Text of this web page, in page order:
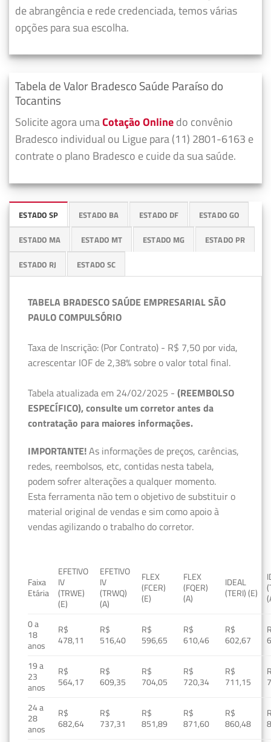
de abrangência e rede credenciada, temos várias
opções para sua escolha.
Tabela de Valor Bradesco Saúde Paraíso do
Tocantins
Solicite agora umaCotação Onlinedo convênio
Bradesco individual ou Ligue para (11) 2801-6163 e
contrate o plano Bradesco e cuide da sua saúde.
ESTADO SP ESTADO BA ESTADO DF ESTADO GO
ESTADO MA ESTADO MT ESTADO MG ESTADO PR
ESTADO RJ ESTADO SC
TABELA BRADESCO SAÚDE EMPRESARIAL SÃO
PAULO COMPULSÓRIO
Taxa de Inscrição: (Por Contrato) - R$ 7,50 por vida,
acrescentar IOF de 2,38% sobre o valor total final.
Tabela atualizada em 24/02/2025 - (REEMBOLSO
ESPECÍFICO), consulte um corretor antes da
contratação para maiores informações.
IMPORTANTE!As informações de preços, carências,
redes, reembolsos, etc, contidas nesta tabela,
podem sofrer alterações a qualquer momento.
Esta ferramenta não tem o objetivo de substituir o
material original de vendas e sim como apoio à
vendas agilizando o trabalho do corretor.
Faixa
Etária
EFETIVO
IV
(TRWE)
(E)
EFETIVO
IV
(TRWQ)
(A)
FLEX
(FCER)
(E)
FLEX
(FQER)
(A)
IDEAL
(TERI) (E)
0 a
18
anos
R$
478,11
R$
516,40
R$
596,65
R$
610,46
R$
602,67
19 a
23
anos
R$
564,17
R$
609,35
R$
704,05
R$
720,34
R$
711,15
24 a
28
anos
R$
682,64
R$
737,31
R$
851,89
R$
871,60
R$
860,48